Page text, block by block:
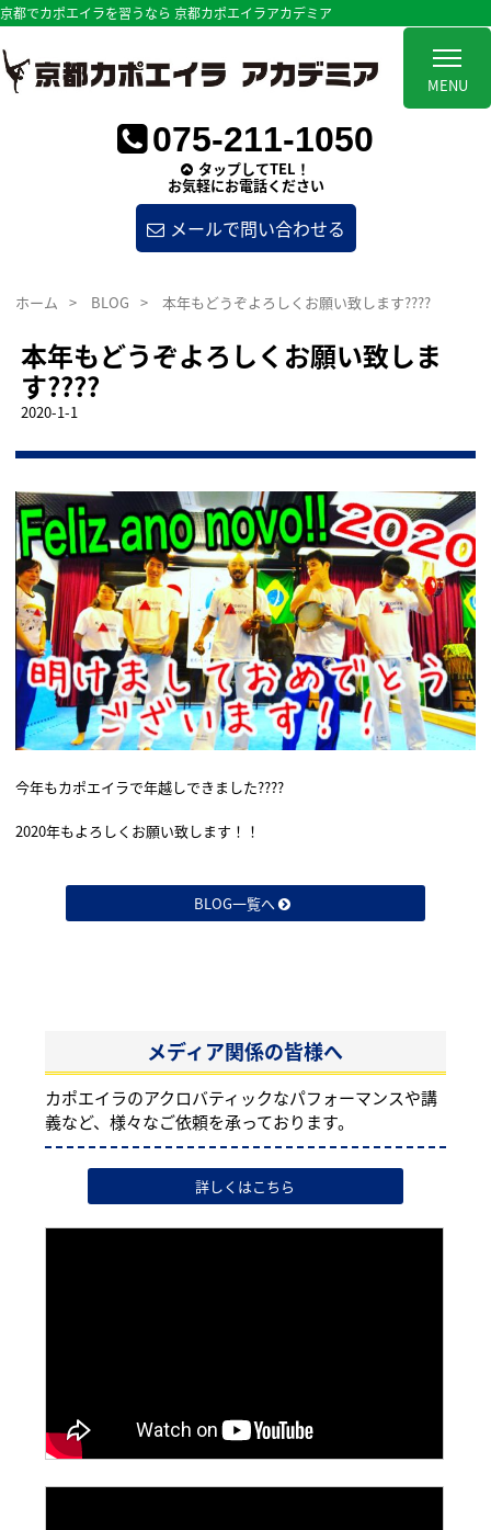
MENU
京都でカポエイラを習うなら 京都カポエイラアカデミア
075-211-1050
タップしてTEL！
お気軽にお電話ください
メールで問い合わせる
ホーム > BLOG > 本年もどうぞよろしくお願い致します????
本年もどうぞよろしくお願い致しま
す????
2020-1-1
今年もカポエイラで年越しできました????
2020年もよろしくお願い致します！！
BLOG一覧へ
メディア関係の皆様へ
カポエイラのアクロバティックなパフォーマンスや講
義など、様々なご依頼を承っております。
詳しくはこちら